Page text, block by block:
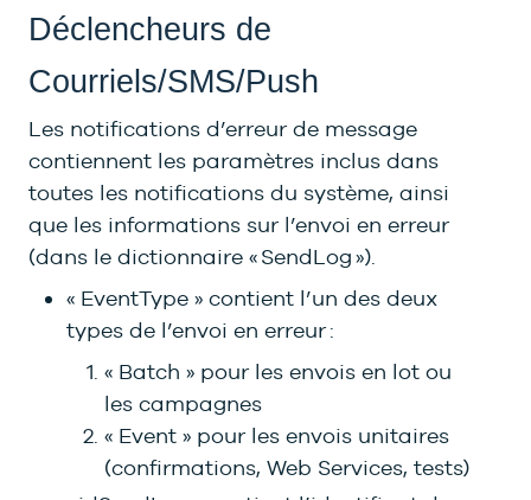
Déclencheurs de
Courriels/SMS/Push
Les notifications d’erreur de message
contiennent les paramètres inclus dans
toutes les notifications du système, ainsi
que les informations sur l’envoi en erreur
(dans le dictionnaire « SendLog »).
« EventType » contient l’un des deux
types de l’envoi en erreur :
« Batch » pour les envois en lot ou
les campagnes
« Event » pour les envois unitaires
(confirmations, Web Services, tests)